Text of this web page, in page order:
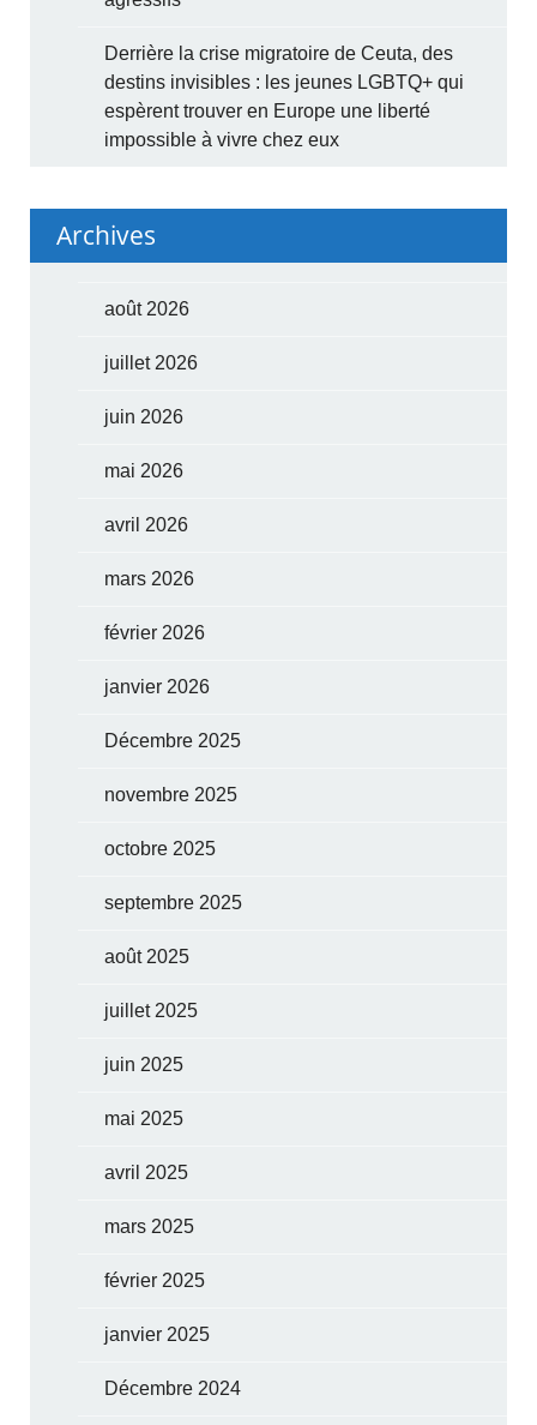
Derrière la crise migratoire de Ceuta, des
destins invisibles : les jeunes LGBTQ+ qui
espèrent trouver en Europe une liberté
impossible à vivre chez eux
Archives
août 2026
juillet 2026
juin 2026
mai 2026
avril 2026
mars 2026
février 2026
janvier 2026
Décembre 2025
novembre 2025
octobre 2025
septembre 2025
août 2025
juillet 2025
juin 2025
mai 2025
avril 2025
mars 2025
février 2025
janvier 2025
Décembre 2024